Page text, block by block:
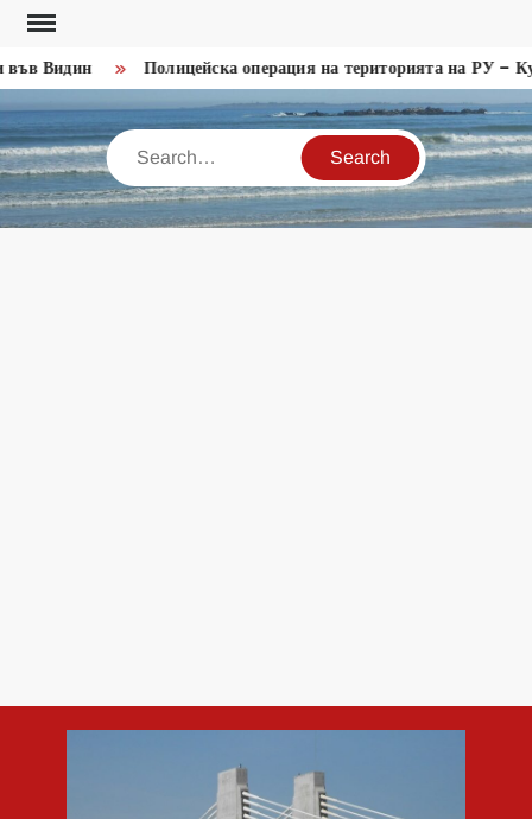
Skip
content
Видин Полицейска операция на територията на РУ –
Search